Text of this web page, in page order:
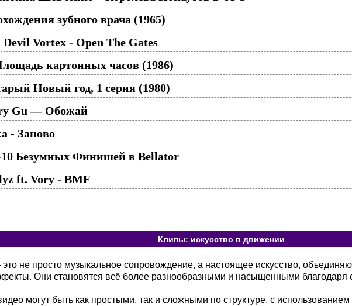
зубного врача (1965)
Devil Vortex - Open The Gates
картонных часов (1986)
Новый год, 1 серия (1980)
Gu — Обожай
- Заново
Безумных Финишей в Bellator
ft. Vory - BMF
Клипы: искусство в движении
не просто музыкальное сопровождение, а настоящее искусство,
Они становятся всё более разнообразными и насыщенными благодаря
могут быть как простыми, так и сложными по структуре, с